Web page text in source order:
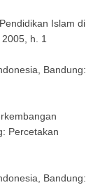
Islam di
h. 1
Bandung:
Percetakan
Bandung: